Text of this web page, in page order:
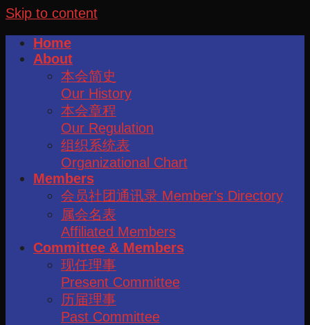
Skip to content
Home
About
本会简史
Our History
本会章程
Our Regulation
组织系统表
Organizational Chart
Members
会员社团通讯录 Member’s Directory
属会名表
Affiliated Members
Committee & Members
现任理事
Present Committee
历届理事
Past Committee